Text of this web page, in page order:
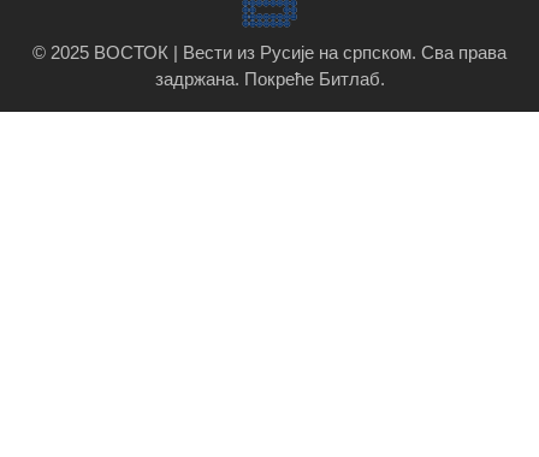
© 2025 ВОСТОК | Вести из Русије на српском. Сва права
задржана. Покреће Битлаб.